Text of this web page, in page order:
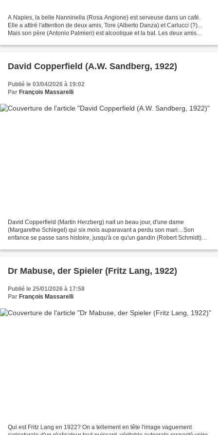
A Naples, la belle Nanninella (Rosa Angione) est serveuse dans un café.
Elle a attiré l'attention de deux amis, Tore (Alberto Danza) et Carlucci (?)...
Mais son père (Antonio Palmieri) est alcoolique et la bat. Les deux amis
David Copperfield (A.W. Sandberg, 1922)
Publié le 03/04/2026 à 19:02
Par François Massarelli
David Copperfield (Martin Herzberg) nait un beau jour, d'une dame
(Margarethe Schlegel) qui six mois auparavant a perdu son mari... Son
enfance se passe sans histoire, jusqu'à ce qu'un gandin (Robert Schmidt)
Dr Mabuse, der Spieler (Fritz Lang, 1922)
Publié le 25/01/2026 à 17:58
Par François Massarelli
Qui est Fritz Lang en 1922? On a tellement en tête l'image vaguement